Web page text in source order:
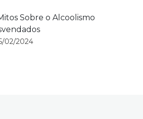
Sobre o Alcoolismo
02/2024